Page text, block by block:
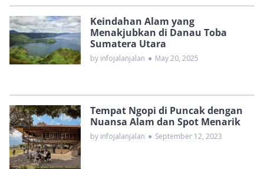
Keindahan Alam yang
Menakjubkan di Danau Toba
Sumatera Utara
by infojalanjalan ● May 20, 2025
Tempat Ngopi di Puncak dengan
Nuansa Alam dan Spot Menarik
by infojalanjalan ● September 12, 2023